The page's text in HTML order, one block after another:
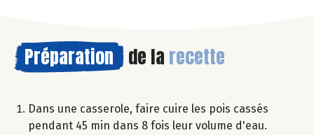
Préparation de la recette
Dans une casserole, faire cuire les pois cassés
pendant 45 min dans 8 fois leur volume d'eau.